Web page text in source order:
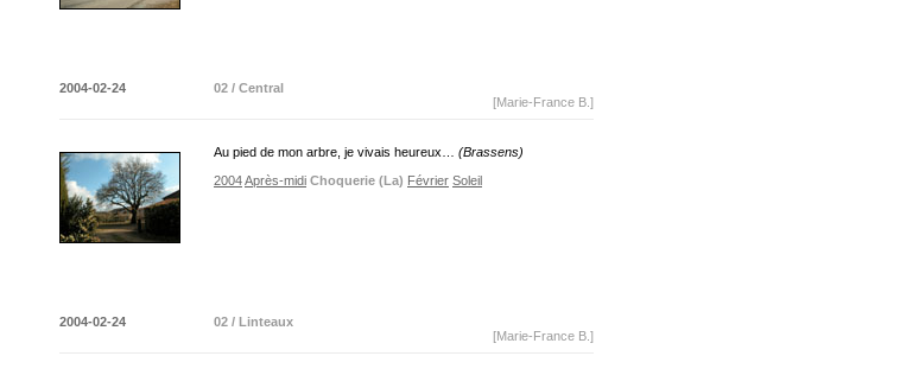
2004-02-24
02 / Central
[Marie-France B.]
Au pied de mon arbre, je vivais heureux… (Brassens)
2004Après-midi Choquerie (La) Février Soleil
2004-02-24
02 / Linteaux
[Marie-France B.]